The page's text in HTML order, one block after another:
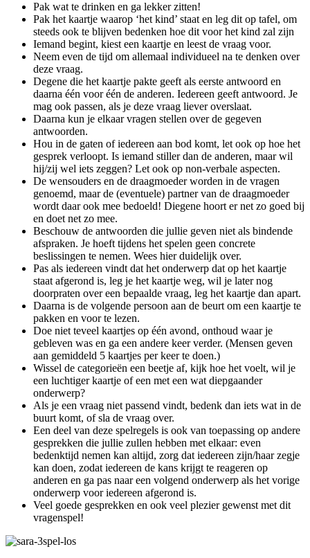
Pak wat te drinken en ga lekker zitten!
Pak het kaartje waarop ‘het kind’ staat en leg dit op tafel, om
steeds ook te blijven bedenken hoe dit voor het kind zal zijn
Iemand begint, kiest een kaartje en leest de vraag voor.
Neem even de tijd om allemaal individueel na te denken over
deze vraag.
Degene die het kaartje pakte geeft als eerste antwoord en
daarna één voor één de anderen. Iedereen geeft antwoord. Je
mag ook passen, als je deze vraag liever overslaat.
Daarna kun je elkaar vragen stellen over de gegeven
antwoorden.
Hou in de gaten of iedereen aan bod komt, let ook op hoe het
gesprek verloopt. Is iemand stiller dan de anderen, maar wil
hij/zij wel iets zeggen? Let ook op non-verbale aspecten.
De wensouders en de draagmoeder worden in de vragen
genoemd, maar de (eventuele) partner van de draagmoeder
wordt daar ook mee bedoeld! Diegene hoort er net zo goed bij
en doet net zo mee.
Beschouw de antwoorden die jullie geven niet als bindende
afspraken. Je hoeft tijdens het spelen geen concrete
beslissingen te nemen. Wees hier duidelijk over.
Pas als iedereen vindt dat het onderwerp dat op het kaartje
staat afgerond is, leg je het kaartje weg, wil je later nog
doorpraten over een bepaalde vraag, leg het kaartje dan apart.
Daarna is de volgende persoon aan de beurt om een kaartje te
pakken en voor te lezen.
Doe niet teveel kaartjes op één avond, onthoud waar je
gebleven was en ga een andere keer verder. (Mensen geven
aan gemiddeld 5 kaartjes per keer te doen.)
Wissel de categorieën een beetje af, kijk hoe het voelt, wil je
een luchtiger kaartje of een met een wat diepgaander
onderwerp?
Als je een vraag niet passend vindt, bedenk dan iets wat in de
buurt komt, of sla de vraag over.
Een deel van deze spelregels is ook van toepassing op andere
gesprekken die jullie zullen hebben met elkaar: even
bedenktijd nemen kan altijd, zorg dat iedereen zijn/haar zegje
kan doen, zodat iedereen de kans krijgt te reageren op
anderen en ga pas naar een volgend onderwerp als het vorige
onderwerp voor iedereen afgerond is.
Veel goede gesprekken en ook veel plezier gewenst met dit
vragenspel!